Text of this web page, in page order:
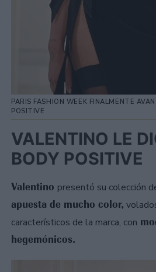
PARIS FASHION WEEK FINALMENTE
POSITIVE
VALENTINO LE
BODY POSITIVE
Valentino presentó su colección
apuesta de mucho color,
característicos de la marca, con
hegemónicos.